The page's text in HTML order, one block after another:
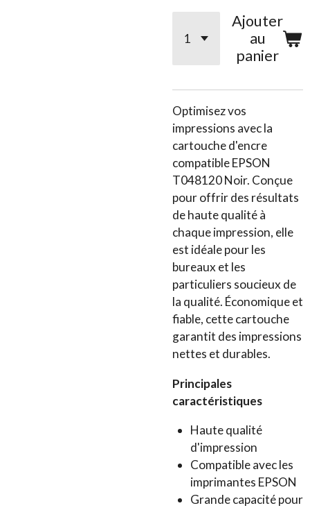
Ajouter
au
panier
Optimisez vos
impressions avec la
cartouche d'encre
compatible EPSON
T048120 Noir. Conçue
pour offrir des résultats
de haute qualité à
chaque impression, elle
est idéale pour les
bureaux et les
particuliers soucieux de
la qualité. Économique et
fiable, cette cartouche
garantit des impressions
nettes et durables.
Principales
caractéristiques
Haute qualité
d'impression
Compatible avec les
imprimantes EPSON
Grande capacité pour